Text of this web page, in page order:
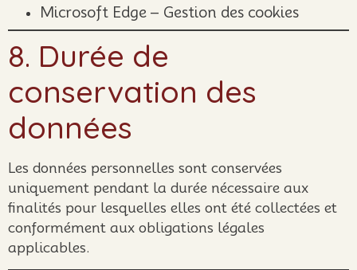
Microsoft Edge – Gestion des cookies
8. Durée de
conservation des
données
Les données personnelles sont conservées
uniquement pendant la durée nécessaire aux
finalités pour lesquelles elles ont été collectées et
conformément aux obligations légales
applicables.